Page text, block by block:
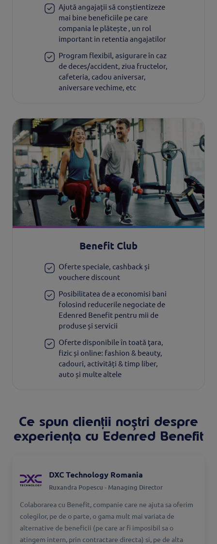
Ajută angajații să conștientizeze
mai bine beneficiile pe care
compania le plătește , un rol
important in retentia angajatilor
Program flexibil, asigurare în caz
de deces/accident, ziua fructelor,
cafeteria, cadou aniversar,
aniversare vechime, etc
Benefit Club
Oferte speciale, cashback și
vouchere discount
Posibilitatea de a economisi bani
folosind reducerile negociate de
Edenred Benefit pentru mii de
produse și servicii
Oferte disponibile în toată ţara,
fizic și online: fashion & beauty,
cadouri, activități & timp liber,
auto și multe altele
Ce spun clienții noștri despre
experiența cu Edenred Benefit
DXC Technology Romania
Ruxandra Popescu - Managing Director
Colaborarea cu Benefit, companie care ne ajuta sa oferim
colegilor, pe de o parte, o gama mult mai variata de
alternative de beneficii (pe care ar fi imposibil sa o
atingem intern, prin contractare directa) si, pe de alta